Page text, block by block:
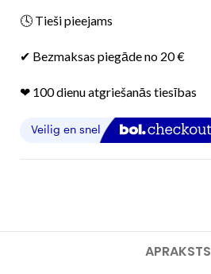
🕓 Tieši pieejams
✔ Bezmaksas piegāde no 20 €
❤︎ 100 dienu atgriešanās tiesības
APRAKSTS